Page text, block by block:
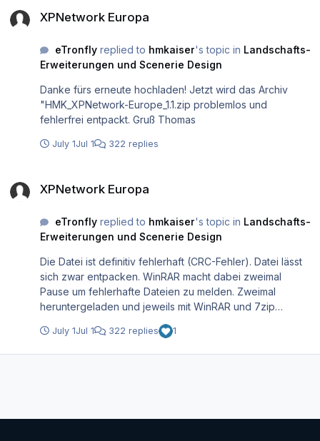
XPNetwork Europa
eTronflyreplied to hmkaiser's topic in Landschafts-
Erweiterungen und Scenerie Design
Danke fürs erneute hochladen! Jetzt wird das Archiv
"HMK_XPNetwork-Europe_1.1.zip problemlos und
fehlerfrei entpackt. Gruß Thomas
July 1Jul 1 322 replies
XPNetwork Europa
eTronflyreplied to hmkaiser's topic in Landschafts-
Erweiterungen und Scenerie Design
Die Datei ist definitiv fehlerhaft (CRC-Fehler). Datei lässt
sich zwar entpacken. WinRAR macht dabei zweimal
Pause um fehlerhafte Dateien zu melden. Zweimal
heruntergeladen und jeweils mit WinRAR und 7zip
probiert zu entpacken mit denselben Ergebnis. Passwort
habe ich natürlich auch eingegeben (hat bei den
vorherigen Archiven auch problemlos funktioniert).
July 1Jul 1 322 replies 1